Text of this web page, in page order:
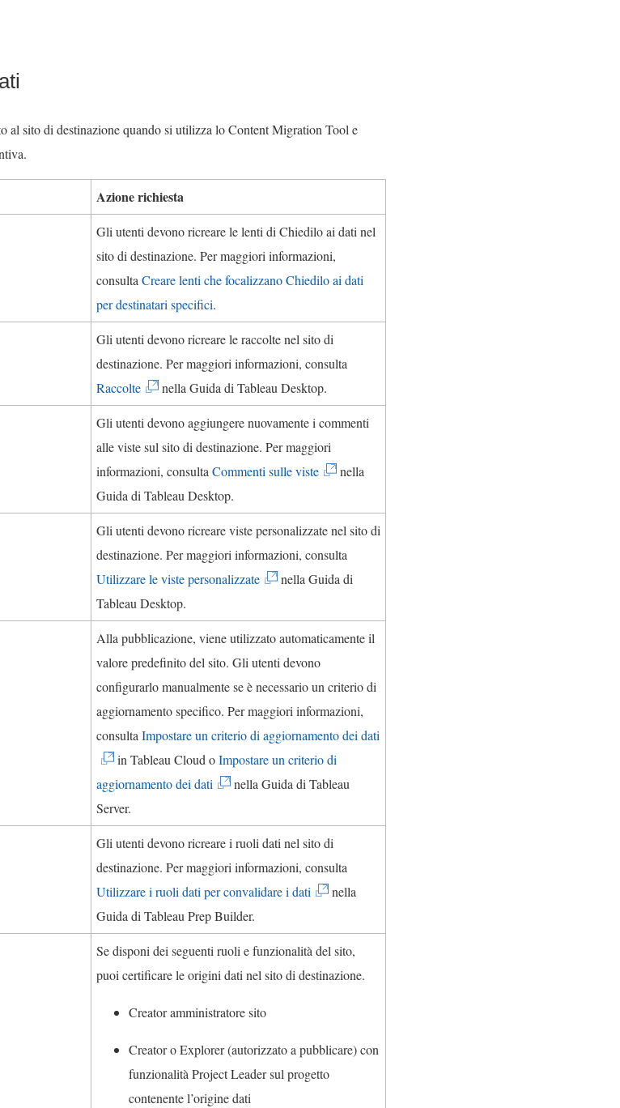
al sito di destinazione quando si utilizza loContent Migration Tool e
Azione richiesta
Gli utenti devono ricreare le lenti di Chiedilo ai dati nel
sito di destinazione. Per maggiori informazioni,
consultaCreare lenti che focalizzano Chiedilo ai dati
per destinatari specifici.
Gli utenti devono ricreare le raccolte nel sito di
destinazione. Per maggiori informazioni, consulta
Raccolte(
I
l
e
g
a
m
v
n
e
a
p
e
r
t
i
nella Guida diTableau Desktop.
Gli utenti devono aggiungere nuovamente i commenti
alle viste sul sito di destinazione. Per maggiori
informazioni, consultaCommenti sulle viste(
l
e
g
a
m
e
n
t
e
e
a
p
t
o
nella
Guida diTableau Desktop.
Gli utenti devono ricreare viste personalizzate nel sito di
destinazione. Per maggiori informazioni, consulta
Utilizzare le viste personalizzate(
l
e
n
t
n
nella Guida di
Tableau Desktop.
Alla pubblicazione, viene utilizzato automaticamente il
valore predefinito del sito. Gli utenti devono
configurarlo manualmente se è necessario un criterio di
aggiornamento specifico. Per maggiori informazioni,
consultaImpostare un criterio di aggiornamento dei dati
o
inTableau Cloud oImpostare un criterio di
aggiornamento dei dati
l
o
e
g
e
n
t
nella Guida diTableau
Server.
Gli utenti devono ricreare i ruoli dati nel sito di
destinazione. Per maggiori informazioni, consulta
Utilizzare i ruoli dati per convalidare i dati
l
g
nella
Guida diTableau Prep Builder.
Se disponi dei seguenti ruoli e funzionalità del sito,
puoi certificare le origini dati nel sito di destinazione.
Creator amministratore sito
Creator o Explorer (autorizzato a pubblicare) con
funzionalità Project Leader sul progetto
contenente l’origine dati